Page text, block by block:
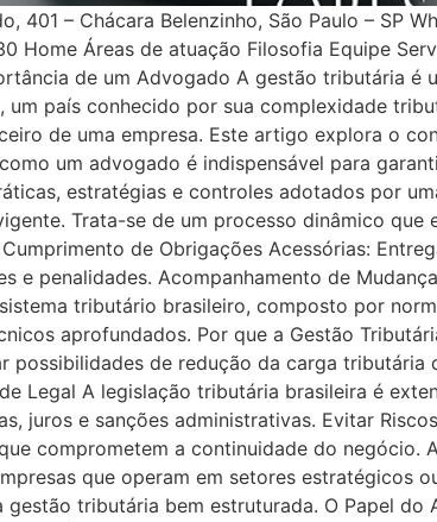
401 – Chácara Belenzinho, São Paulo – SP
Home Áreas de atuação Filosofia Equipe
de um Advogado A gestão tributária é
um país conhecido por sua complexidade
de uma empresa. Este artigo explora o
um advogado é indispensável para
estratégias e controles adotados por
Trata-se de um processo dinâmico
de Obrigações Acessórias:
e penalidades. Acompanhamento de
tributário brasileiro, composto por
aprofundados. Por que a Gestão
possibilidades de redução da carga
Legal A legislação tributária brasileira é
juros e sanções administrativas. Evitar
comprometem a continuidade do negócio.
que operam em setores estratégicos
gestão tributária bem estruturada. O Papel